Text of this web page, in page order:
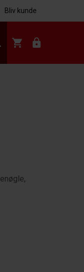
shopping_cart lock
Bliv kunde